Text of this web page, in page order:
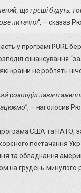
що гроші будуть,
питання“, – сказав
у програмі PURL
фінансування
країни не роблять
розподіл
”, – наголосив
США та НАТО,
постачання
та обладнання
на грудень минулого